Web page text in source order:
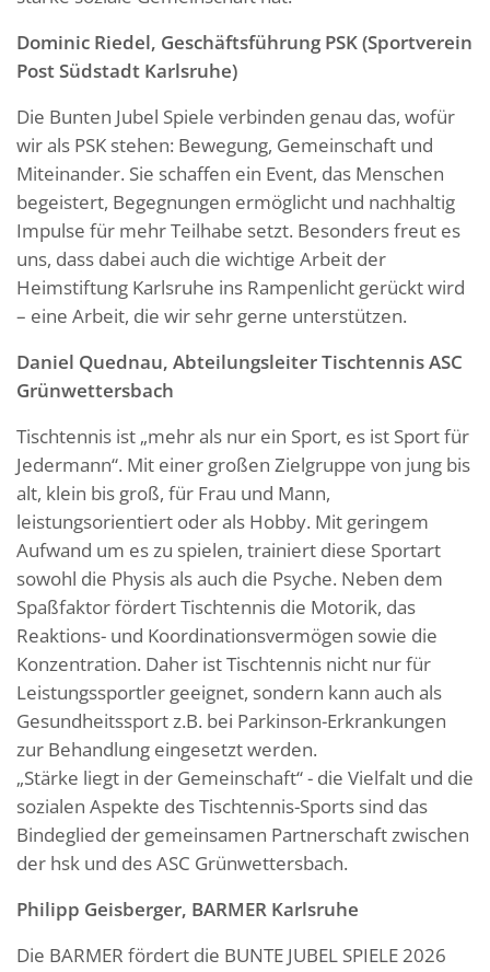
Dominic Riedel, Geschäftsführung PSK (Sportverein
Post Südstadt Karlsruhe)
Die Bunten Jubel Spiele verbinden genau das, wofür
wir als PSK stehen: Bewegung, Gemeinschaft und
Miteinander. Sie schaffen ein Event, das Menschen
begeistert, Begegnungen ermöglicht und nachhaltig
Impulse für mehr Teilhabe setzt. Besonders freut es
uns, dass dabei auch die wichtige Arbeit der
Heimstiftung Karlsruhe ins Rampenlicht gerückt wird
– eine Arbeit, die wir sehr gerne unterstützen.
Daniel Quednau, Abteilungsleiter Tischtennis ASC
Grünwettersbach
Tischtennis ist „mehr als nur ein Sport, es ist Sport für
Jedermann“. Mit einer großen Zielgruppe von jung bis
alt, klein bis groß, für Frau und Mann,
leistungsorientiert oder als Hobby. Mit geringem
Aufwand um es zu spielen, trainiert diese Sportart
sowohl die Physis als auch die Psyche. Neben dem
Spaßfaktor fördert Tischtennis die Motorik, das
Reaktions- und Koordinationsvermögen sowie die
Konzentration. Daher ist Tischtennis nicht nur für
Leistungssportler geeignet, sondern kann auch als
Gesundheitssport z.B. bei Parkinson-Erkrankungen
zur Behandlung eingesetzt werden.
„Stärke liegt in der Gemeinschaft“ - die Vielfalt und die
sozialen Aspekte des Tischtennis-Sports sind das
Bindeglied der gemeinsamen Partnerschaft zwischen
der hsk und des ASC Grünwettersbach.
Philipp Geisberger, BARMER Karlsruhe
Die BARMER fördert die BUNTE JUBEL SPIELE 2026